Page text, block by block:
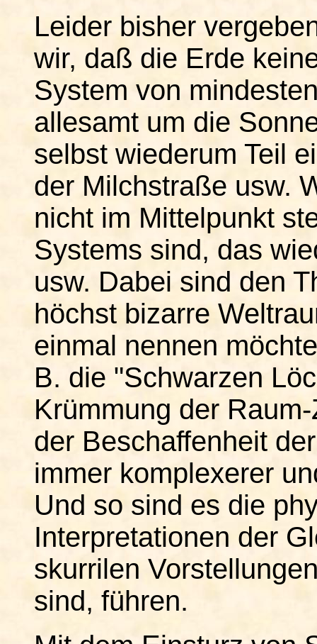
Leider bisher
wir, daß die Erde
System von
allesamt um die
selbst wiederum Teil
der Milchstraße usw.
nicht im Mittelpunkt
Systems sind, das
usw. Dabei sind den
höchst bizarre
einmal nennen
B. die "Schwarzen
Krümmung der
der Beschaffenheit
immer komplexerer
Und so sind es die
Interpretationen der
skurrilen
sind, führen.